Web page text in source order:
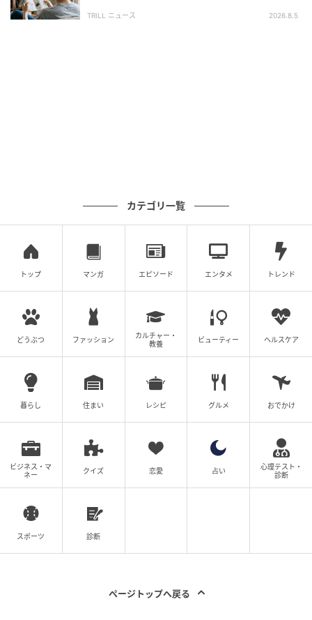
TRILL ニュース 2026.8.5
カテゴリ一覧
トップ マンガ エピソード エンタメ トレンド
どうぶつ ファッション
カルチャー・
教養
ビューティー ヘルスケア
暮らし 住まい レシピ グルメ おでかけ
ビジネス・マ
ネー
クイズ 恋愛 占い
心理テスト・
診断
スポーツ 診断
ページトップへ戻る